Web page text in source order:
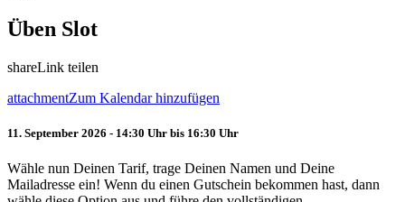
Üben Slot
shareLink teilen
attachmentZum Kalendar hinzufügen
11. September 2026 - 14:30 Uhr bis 16:30 Uhr
Wähle nun Deinen Tarif, trage Deinen Namen und Deine
Mailadresse ein! Wenn du einen Gutschein bekommen hast, dann